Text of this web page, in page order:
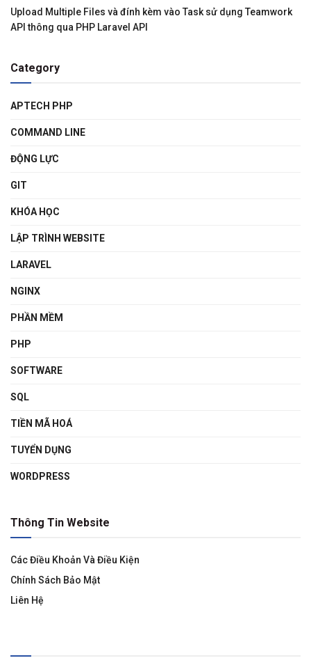
Upload Multiple Files và đính kèm vào Task sử dụng Teamwork
API thông qua PHP Laravel API
Category
APTECH PHP
COMMAND LINE
ĐỘNG LỰC
GIT
KHÓA HỌC
LẬP TRÌNH WEBSITE
LARAVEL
NGINX
PHẦN MỀM
PHP
SOFTWARE
SQL
TIỀN MÃ HOÁ
TUYỂN DỤNG
WORDPRESS
Thông Tin Website
Các Điều Khoản Và Điều Kiện
Chính Sách Bảo Mật
Liên Hệ